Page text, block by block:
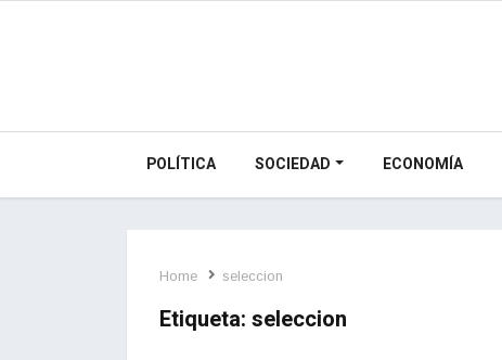
POLÍTICA SOCIEDAD ECONOMÍA
Home seleccion
Etiqueta: seleccion